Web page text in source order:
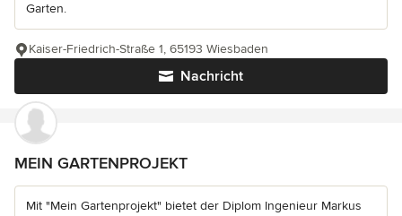
Garten.
Nachricht
Kaiser-Friedrich-Straße 1, 65193 Wiesbaden
MEIN GARTENPROJEKT
Mit "Mein Gartenprojekt" bietet der Diplom Ingenieur Markus